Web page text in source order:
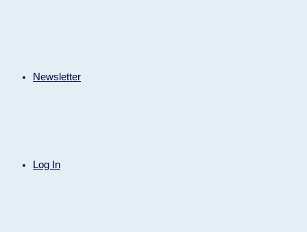
Newsletter
Log In